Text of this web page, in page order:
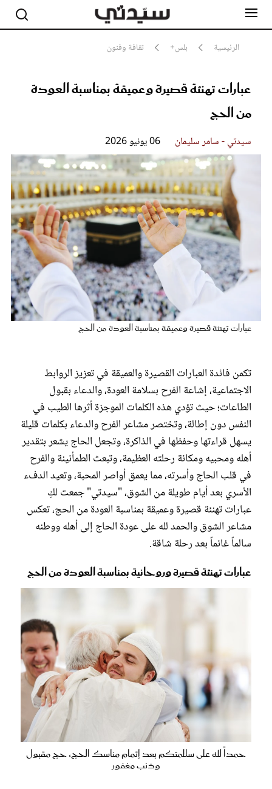
الرئيسية بلس+ ثقافة وفنون
عبارات تهنئة قصيرة وعميقة بمناسبة العودة
من الحج
سيدتي - سامر سليمان 06 يونيو 2026
عبارات تهنئة قصيرة وعميقة بمناسبة العودة من الحج
تكمن فائدة العبارات القصيرة والعميقة في تعزيز الروابط
الاجتماعية، إشاعة الفرح بسلامة العودة، والدعاء بقبول
الطاعات؛ حيث تؤدي هذه الكلمات الموجزة أثرها الطيب في
النفس دون إطالة، وتختصر مشاعر الفرح والدعاء بكلمات قليلة
يسهل قراءتها وحفظها في الذاكرة، وتجعل الحاج يشعر بتقدير
أهله ومحبيه ومكانة رحلته العظيمة، وتبعث الطمأنينة والفرح
في قلب الحاج وأسرته، مما يعمق أواصر المحبة، وتعيد الدفء
الأسري بعد أيام طويلة من الشوق، "سيدتي" جمعت لكِ
عبارات تهنئة قصيرة وعميقة بمناسبة العودة من الحج، تعكس
مشاعر الشوق والحمد لله على عودة الحاج إلى أهله ووطنه
سالماً غانماً بعد رحلة شاقة.
عبارات تهنئة قصيرة وروحانية بمناسبة العودة من الحج
حمداً لله على سلامتكم بعد إتمام مناسك الحج، حج مقبول
وذنب مغفور
مشاهير
أناقة
جمال
سيدتي وطفلك
لايف ستايل
فيديو
مطبخ سيدتي
مقالات الرأي
ستايل
تقارير
عروس سيدتي
مجلة سيدتي
غلاف رفمي